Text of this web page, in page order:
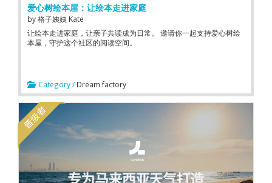
爱心树绘本屋：让绘本走进家庭
by格子姨姨 Kate
让绘本走进家庭，让亲子共读成为日常。 邀请你一起支持爱心树绘
本屋，守护这个社区的阅读空间。
Category / Dream factory